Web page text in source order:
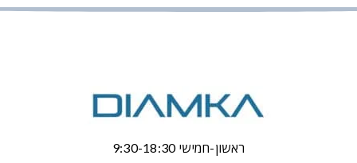
ראשון-חמישי 9:30-18:30